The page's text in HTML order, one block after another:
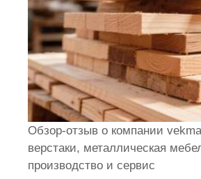
Обзор-отзыв о компании
верстаки, металлическая
производство и сервис